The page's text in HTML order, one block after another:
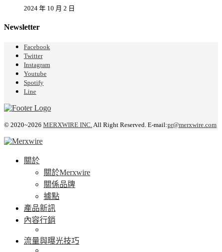
2024 年 10 月 2 日
Newsletter
Facebook
Twitter
Instagram
Youtube
Spotify
Line
© 2020~2026 MERXWIRE INC.All Right Reserved. E-mail:pr@merxwire.com
關於
關於Merxwire
關係品牌
據點
產品新訊
內容行銷
流量與曝光技巧